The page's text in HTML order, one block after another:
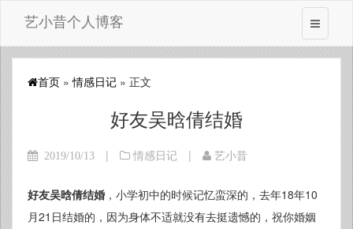
艺小昔个人博客
首页 »情感日记 » 正文
好友吴晗倩结婚
2019/10/13 | 情感日记 | 艺小昔
好友吴晗倩结婚 ，小学初中的时候记忆蛮深的，去年18年10
月21日结婚的，因为身体不适就没有去挺遗憾的，祝你婚姻